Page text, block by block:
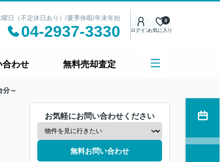
日（不定休日あり）/夏季休暇/年末年始
04-2937-3330 ログインお気に入り
0
合わせ 無料売却査定
～
お気軽にお問い合わせください
無料お問い合わせ